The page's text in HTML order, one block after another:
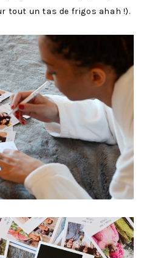
tout un tas de frigos ahah !).